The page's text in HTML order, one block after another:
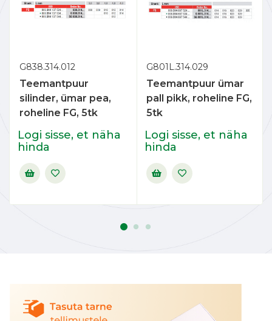
G838.314.012
Teemantpuur
silinder, ümar pea,
roheline FG, 5tk
Logi sisse, et näha
hinda
G801L.314.029
Teemantpuur ümar
pall pikk, roheline FG,
5tk
Logi sisse, et näha
hinda